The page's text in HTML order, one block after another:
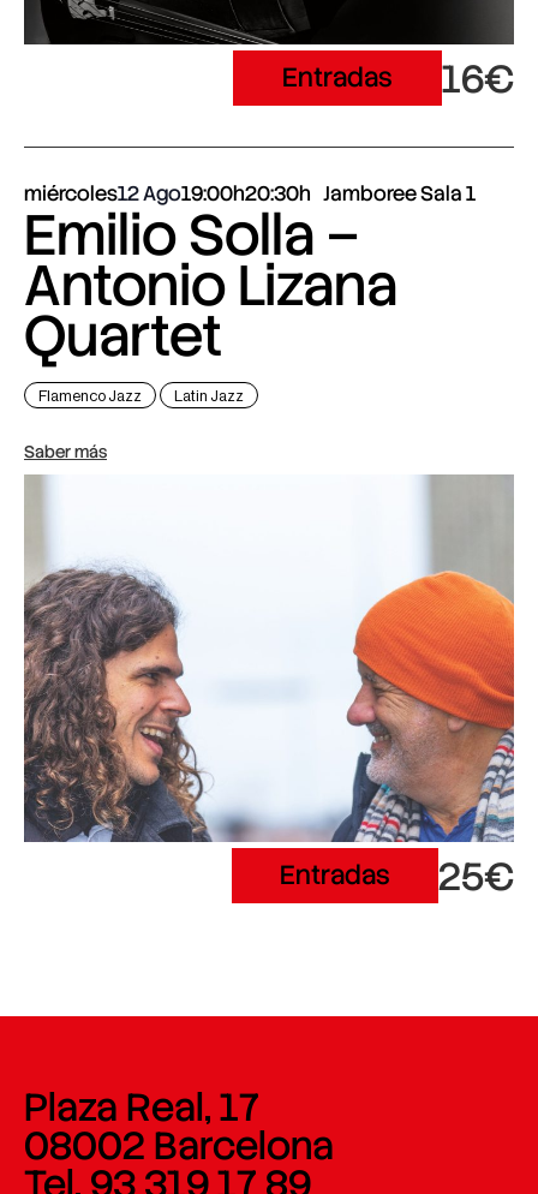
Entradas 16€
miércoles12 Ago19:00h20:30h Jamboree Sala 1
Emilio Solla –
Antonio Lizana
Quartet
Flamenco Jazz Latin Jazz
Saber más
Entradas 25€
Plaza Real, 17
08002 Barcelona